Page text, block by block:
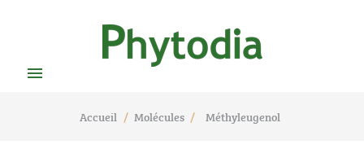

Accueil Molécules Méthyleugenol